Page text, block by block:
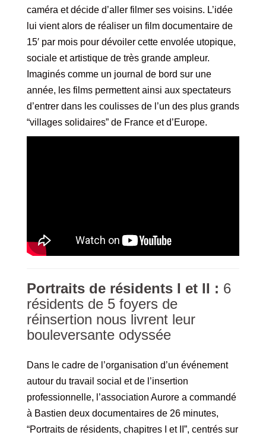
caméra et décide d’aller filmer ses voisins. L’idée
lui vient alors de réaliser un film documentaire de
15′ par mois pour dévoiler cette envolée utopique,
sociale et artistique de très grande ampleur.
Imaginés comme un journal de bord sur une
année, les films permettent ainsi aux spectateurs
d’entrer dans les coulisses de l’un des plus grands
“villages solidaires” de France et d’Europe.
Portraits de résidents I et II : 6
résidents de 5 foyers de
réinsertion nous livrent leur
bouleversante odyssée
Dans le cadre de l’organisation d’un événement
autour du travail social et de l’insertion
professionnelle, l’association Aurore a commandé
à Bastien deux documentaires de 26 minutes,
“Portraits de résidents, chapitres I et II”, centrés sur